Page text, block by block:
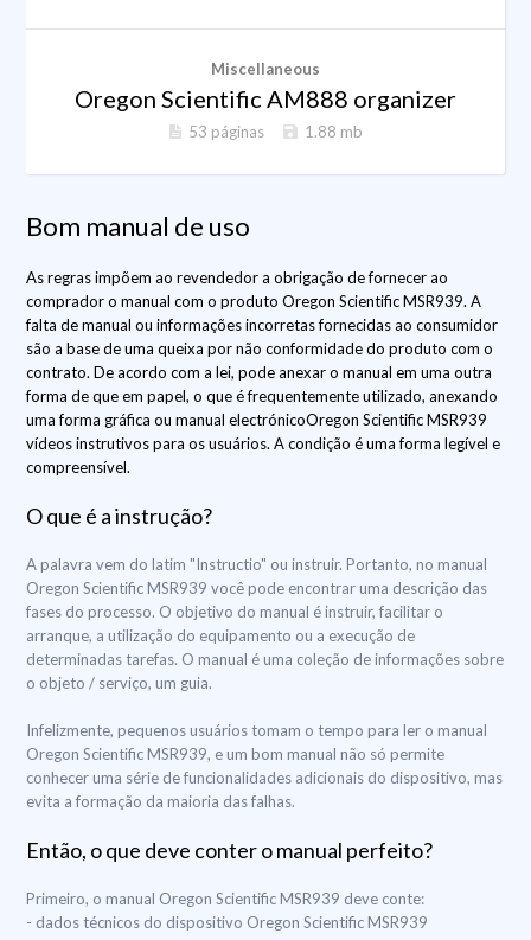
Miscellaneous
Oregon Scientific AM888 organizer
53 páginas 1.88 mb
Bom manual de uso
As regras impõem ao revendedor a obrigação de fornecer ao
comprador o manual com o produto Oregon Scientific MSR939. A
falta de manual ou informações incorretas fornecidas ao consumidor
são a base de uma queixa por não conformidade do produto com o
contrato. De acordo com a lei, pode anexar o manual em uma outra
forma de que em papel, o que é frequentemente utilizado, anexando
uma forma gráfica ou manual electrónicoOregon Scientific MSR939
vídeos instrutivos para os usuários. A condição é uma forma legível e
compreensível.
O que é a instrução?
A palavra vem do latim "Instructio" ou instruir. Portanto, no manual
Oregon Scientific MSR939 você pode encontrar uma descrição das
fases do processo. O objetivo do manual é instruir, facilitar o
arranque, a utilização do equipamento ou a execução de
determinadas tarefas. O manual é uma coleção de informações sobre
o objeto / serviço, um guia.
Infelizmente, pequenos usuários tomam o tempo para ler o manual
Oregon Scientific MSR939, e um bom manual não só permite
conhecer uma série de funcionalidades adicionais do dispositivo, mas
evita a formação da maioria das falhas.
Então, o que deve conter o manual perfeito?
Primeiro, o manual Oregon Scientific MSR939 deve conte:
- dados técnicos do dispositivo Oregon Scientific MSR939